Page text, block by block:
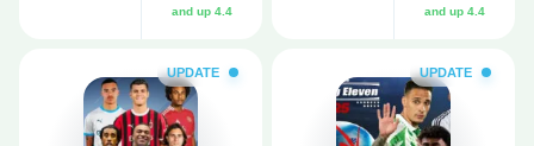
4.4 and up
4.4 and up
UPDATE
UPDATE